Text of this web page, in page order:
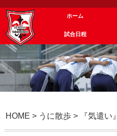
ホーム
試合日程
HOME > うに散歩 > 『気遣い』